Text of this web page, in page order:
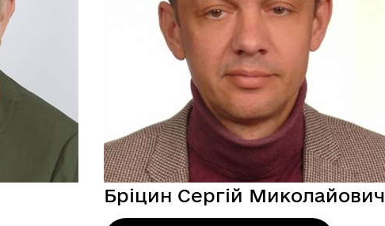
КУЛЬТУРА
Бріцин Сергій Миколайович